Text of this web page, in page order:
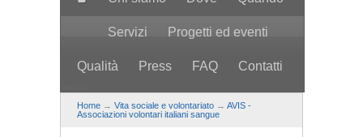
Servizi Progetti ed eventi
Qualità Press FAQ Contatti
Home → Vita sociale e volontariato → AVIS -
Associazioni volontari italiani sangue